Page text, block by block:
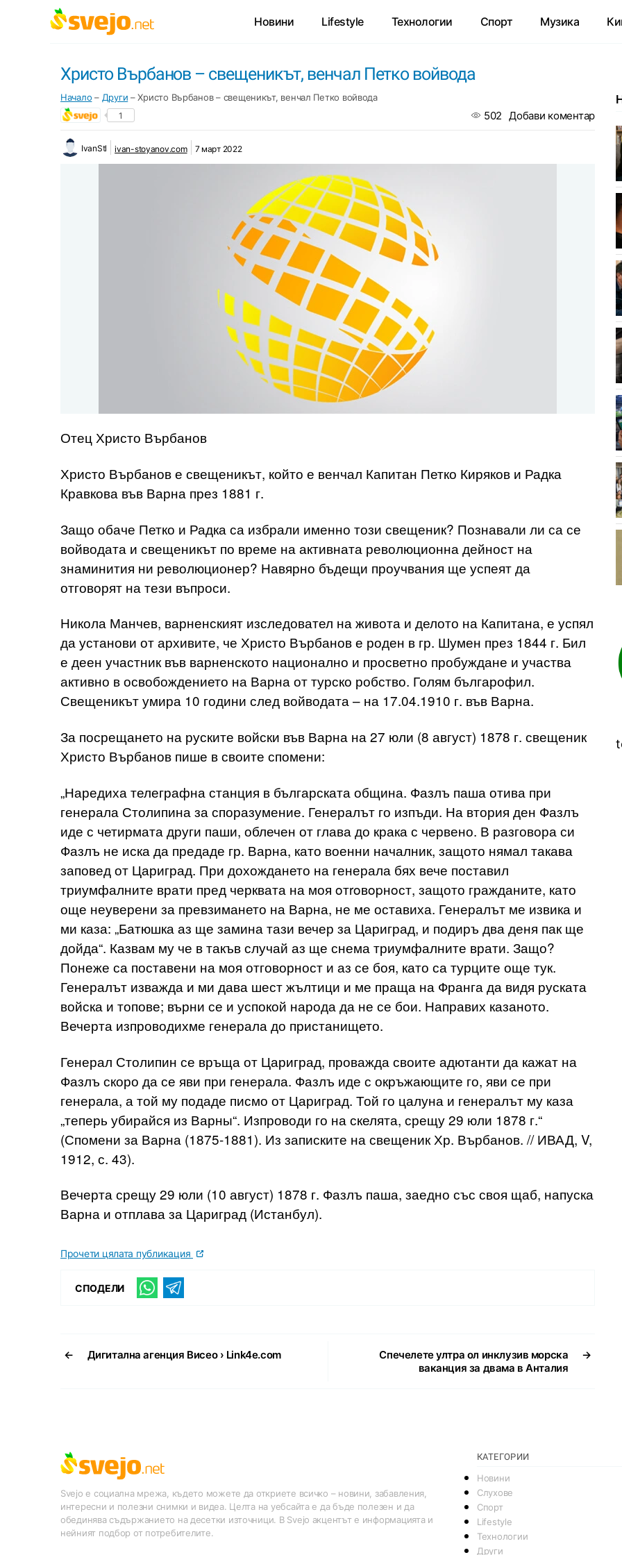
Новини Lifestyle Технологии Спорт Музика
Христо Върбанов – свещеникът, венчал Петко войвода
Начало – Други –Христо Върбанов – свещеникът, венчал Петко войвода
1 502 Добави коментар
IvanStl ivan-stoyanov.com 7 март 2022
Отец Христо Върбанов
Христо Върбанов е свещеникът, който е венчал Капитан Петко Киряков и Радка
Кравкова във Варна през 1881 г.
Защо обаче Петко и Радка са избрали именно този свещеник? Познавали ли са се
войводата и свещеникът по време на активната революционна дейност на
знаминития ни революционер? Навярно бъдещи проучвания ще успеят да
отговорят на тези въпроси.
Никола Манчев, варненският изследовател на живота и делото на Капитана, е успял
да установи от архивите, че Христо Върбанов е роден в гр. Шумен през 1844 г. Бил
е деен участник във варненското национално и просветно пробуждане и участва
активно в освобождението на Варна от турско робство. Голям българофил.
Свещеникът умира 10 години след войводата – на 17.04.1910 г. във Варна.
За посрещането на руските войски във Варна на 27 юли (8 август) 1878 г. свещеник
Христо Върбанов пише в своите спомени:
„Наредиха телеграфна станция в българската община. Фазлъ паша отива при
генерала Столипина за споразумение. Генералът го изпъди. На втория ден Фазлъ
иде с четирмата други паши, облечен от глава до крака с червено. В разговора си
Фазлъ не иска да предаде гр. Варна, като военни началник, защото нямал такава
заповед от Цариград. При дохождането на генерала бях вече поставил
триумфалните врати пред черквата на моя oтroвopнoст, защото гражданите, като
още неуверени за превзимането на Варна, не ме оставиха. Генералът ме извика и
ми каза: „Батюшка аз ще замина тази вечер за Цариград, и подиръ два деня пак ще
дойда“. Казвам му че в такъв случай аз ще снема триумфалните врати. Защо?
Понеже са поставени на моя отговорност и аз се боя, като са турците още тук.
Генералът изважда и ми дава шест жълтици и ме праща на Франга да видя руската
войска и топове; върни се и успокой народа да не се бои. Направих казаното.
Вечерта изпроводихме генерала до пристанището.
Генерал Столипин се връща от Цариград, проважда своите адютанти да кажат на
Фазлъ скоро да се яви при генерала. Фазлъ иде с окръжающите го, яви се при
генерала, а той му подаде писмо от Цариград. Той го цалуна и генералът му каза
„теперь убирайся из Варны“. Изпроводи го на скелята, срещу 29 юли 1878 г.“
(Спомени за Варна (1875-1881). Из записките на свещеник Хр. Върбанов. // ИВАД, V,
1912, с. 43).
Вечерта срещу 29 юли (10 август) 1878 г. Фазлъ паша, заедно със своя щаб, напуска
Варна и отплава за Цариград (Истанбул).
Прочети цялата публикация
СПОДЕЛИ
← Дигитална агенция Висео › Link4e.com →
Спечелете ултра ол инклузив морска
ваканция за двама в Анталия
Svejo е социална мрежа, където можете да откриете всичко – новини, забавления,
интересни и полезни снимки и видеа. Целта на уебсайта е да бъде полезен и да
обединява съдържанието на десетки източници. В Svejo акцентът е информацията и
нейният подбор от потребителите.
КАТЕГОРИИ
Новини
Слухове
Спорт
Lifestyle
Технологии
Други